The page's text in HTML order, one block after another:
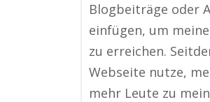
Blogbeiträge oder
einfügen, um
zu erreichen.
Webseite nutze,
mehr Leute zu